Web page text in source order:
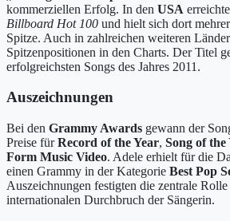
kommerziellen Erfolg. In den USA
Billboard Hot 100 und hielt sich dort
Spitze. Auch in zahlreichen weiteren
Spitzenpositionen in den Charts. Der Titel
erfolgreichsten Songs des Jahres 2011.
Auszeichnungen
Bei den Grammy Awards gewann der
Preise fürRecord of the Year, Song of the
Form Music Video. Adele erhielt für die
einen Grammy in der Kategorie Best Pop
Auszeichnungen festigten die zentrale
internationalen Durchbruch der Sängerin.